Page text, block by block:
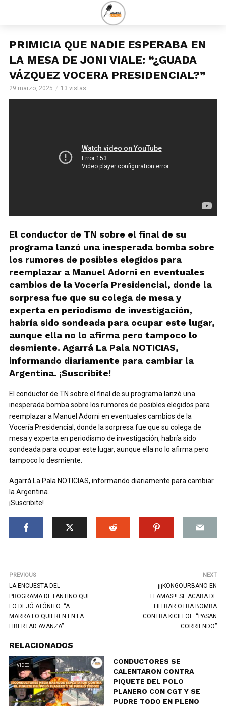
PRIMICIA QUE NADIE ESPERABA EN
LA MESA DE JONI VIALE: “¿GUADA
VÁZQUEZ VOCERA PRESIDENCIAL?”
29 marzo, 2025 13 vistas
El conductor de TN sobre el final de su
programa lanzó una inesperada bomba sobre
los rumores de posibles elegidos para
reemplazar a Manuel Adorni en eventuales
cambios de la Vocería Presidencial, donde la
sorpresa fue que su colega de mesa y
experta en periodismo de investigación,
habría sido sondeada para ocupar este lugar,
aunque ella no lo afirma pero tampoco lo
desmiente. Agarrá La Pala NOTICIAS,
informando diariamente para cambiar la
Argentina. ¡Suscribite!
El conductor de TN sobre el final de su programa lanzó una
inesperada bomba sobre los rumores de posibles elegidos para
reemplazar a Manuel Adorni en eventuales cambios de la
Vocería Presidencial, donde la sorpresa fue que su colega de
mesa y experta en periodismo de investigación, habría sido
sondeada para ocupar este lugar, aunque ella no lo afirma pero
tampoco lo desmiente.
Agarrá La Pala NOTICIAS, informando diariamente para cambiar
la Argentina.
¡Suscribite!
PREVIOUS
LA ENCUESTA DEL
PROGRAMA DE FANTINO QUE
LO DEJÓ ATÓNITO: “A
MARRA LO QUIEREN EN LA
LIBERTAD AVANZA”
NEXT
¡¡¡KONGOURBANO EN
LLAMAS!!! SE ACABA DE
FILTRAR OTRA BOMBA
CONTRA KICILLOF: “PASAN
CORRIENDO”
RELACIONADOS
VIDEO
CONDUCTORES SE
CALENTARON CONTRA
PIQUETE DEL POLO
PLANERO CON CGT Y SE
PUDRE TODO EN PLENO